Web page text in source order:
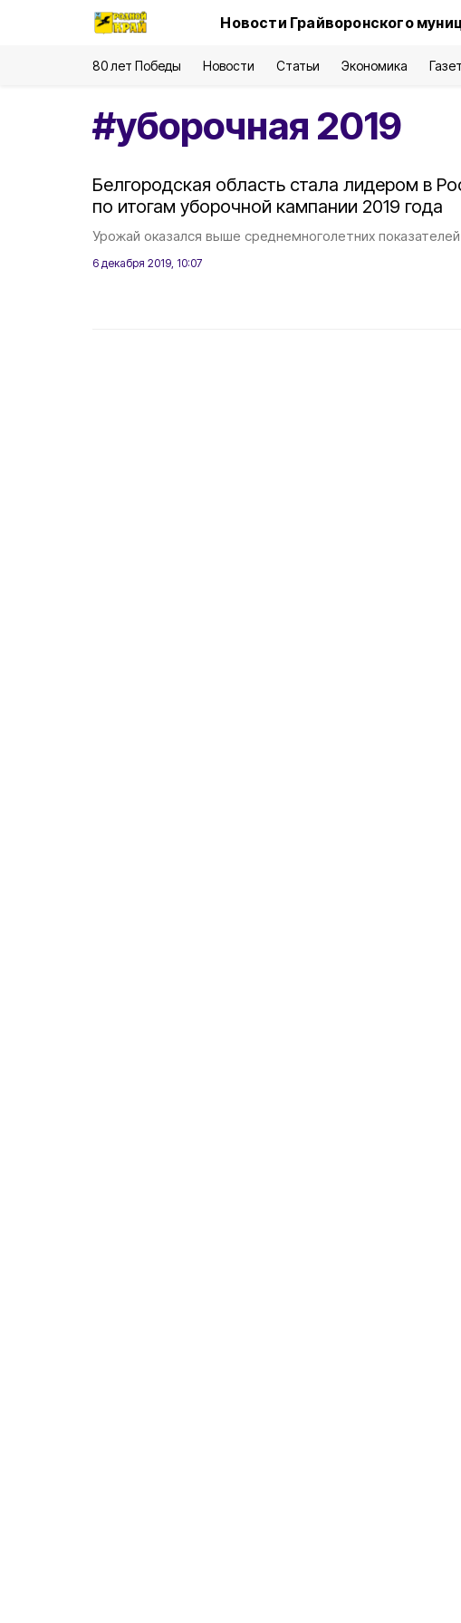
Новости Грайворонского
80 лет Победы Новости Статьи Экономика
#уборочная 2019
Белгородская область стала лидером в
по итогам уборочной кампании 2019 года
Урожай оказался выше среднемноголетних
6 декабря 2019, 10:07